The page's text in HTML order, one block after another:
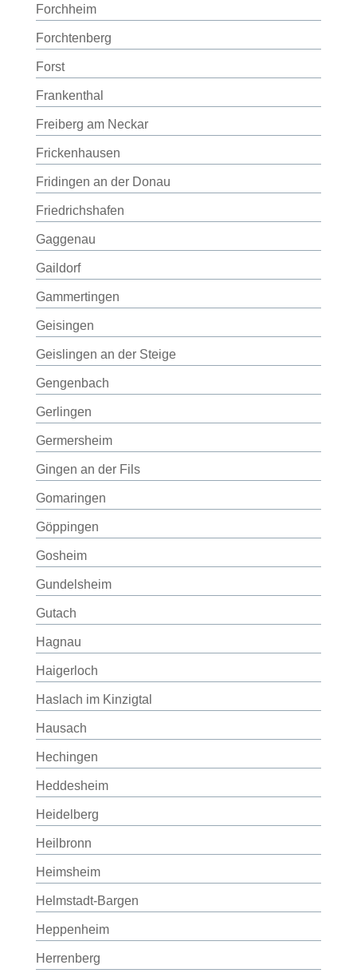
Forchheim
Forchtenberg
Forst
Frankenthal
Freiberg am Neckar
Frickenhausen
Fridingen an der Donau
Friedrichshafen
Gaggenau
Gaildorf
Gammertingen
Geisingen
Geislingen an der Steige
Gengenbach
Gerlingen
Germersheim
Gingen an der Fils
Gomaringen
Göppingen
Gosheim
Gundelsheim
Gutach
Hagnau
Haigerloch
Haslach im Kinzigtal
Hausach
Hechingen
Heddesheim
Heidelberg
Heilbronn
Heimsheim
Helmstadt-Bargen
Heppenheim
Herrenberg